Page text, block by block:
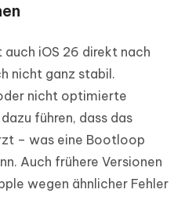
auch iOS 26 direkt nach
nicht ganz stabil.
nicht optimierte
führen, dass das
– was eine Bootloop
Auch frühere Versionen
wegen ähnlicher Fehler